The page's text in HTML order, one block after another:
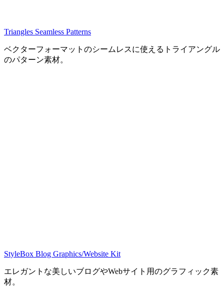
Triangles Seamless Patterns
ベクターフォーマットのシームレスに使えるトライアングル
のパターン素材。
StyleBox Blog Graphics/Website Kit
エレガントな美しいブログやWebサイト用のグラフィック素
材。